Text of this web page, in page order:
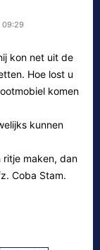
09:29
kon net uit de
Hoe lost u
komen
kunnen
ritje maken, dan
Coba Stam.